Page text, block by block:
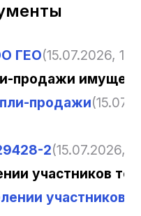
ГЕО(15.07.2026,
продажи
продажи
2(15.07.2026,
участников
участников